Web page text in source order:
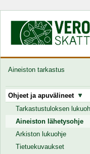
Aineiston tarkastus
Ohjeet ja apuvälineet
Tarkastustuloksen
Aineiston lähetysohje
Arkiston lukuohje
Tietuekuvaukset